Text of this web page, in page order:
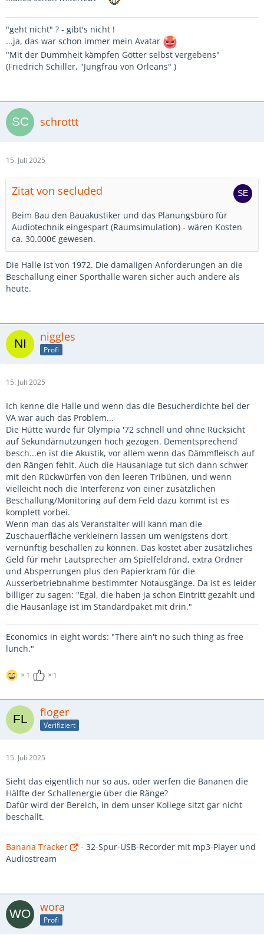
"geht nicht" ? - gibt's nicht !
...ja, das war schon immer mein Avatar
"Mit der Dummheit kämpfen Götter selbst vergebens"
(Friedrich Schiller, "Jungfrau von Orleans" )
schrottt
15. Juli 2025
Zitat von secluded
Beim Bau den Bauakustiker und das Planungsbüro für
Audiotechnik eingespart (Raumsimulation) - wären Kosten
ca. 30.000€ gewesen.
Die Halle ist von 1972. Die damaligen Anforderungen an die
Beschallung einer Sporthalle waren sicher auch andere als
heute.
niggles
Profi
15. Juli 2025
Ich kenne die Halle und wenn das die Besucherdichte bei der
VA war auch das Problem...
Die Hütte wurde für Olympia '72 schnell und ohne Rücksicht
auf Sekundärnutzungen hoch gezogen. Dementsprechend
besch...en ist die Akustik, vor allem wenn das Dämmfleisch auf
den Rängen fehlt. Auch die Hausanlage tut sich dann schwer
mit den Rückwürfen von den leeren Tribünen, und wenn
vielleicht noch die Interferenz von einer zusätzlichen
Beschallung/Monitoring auf dem Feld dazu kommt ist es
komplett vorbei.
Wenn man das als Veranstalter will kann man die
Zuschauerfläche verkleinern lassen um wenigstens dort
vernünftig beschallen zu können. Das kostet aber zusätzliches
Geld für mehr Lautsprecher am Spielfeldrand, extra Ordner
und Absperrungen plus den Papierkram für die
Ausserbetriebnahme bestimmter Notausgänge. Da ist es leider
billiger zu sagen: "Egal, die haben ja schon Eintritt gezahlt und
die Hausanlage ist im Standardpaket mit drin."
Economics in eight words: "There ain't no such thing as free
lunch."
1 1
floger
Verifiziert
15. Juli 2025
Sieht das eigentlich nur so aus, oder werfen die Bananen die
Hälfte der Schallenergie über die Ränge?
Dafür wird der Bereich, in dem unser Kollege sitzt gar nicht
beschallt.
Banana Tracker
- 32-Spur-USB-Recorder mit mp3-Player und
Audiostream
wora
Profi